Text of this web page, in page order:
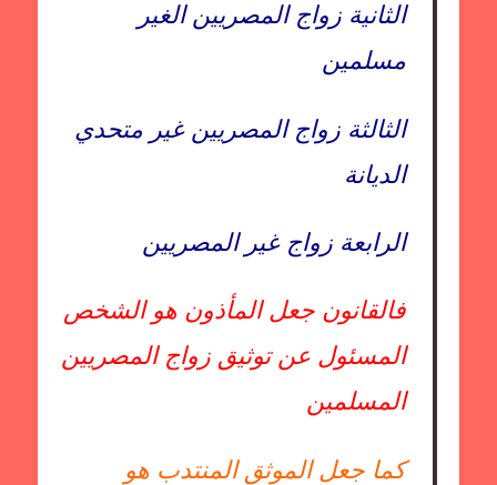
الثانية زواج المصريين الغير
مسلمين
الثالثة زواج المصريين غير متحدي
الديانة
الرابعة زواج غير المصريين
فالقانون جعل المأذون هو الشخص
المسئول عن توثيق زواج المصريين
المسلمين
كما جعل الموثق المنتدب هو